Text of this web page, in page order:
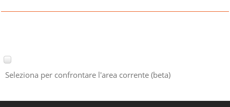
Seleziona per confrontare l'area corrente (beta)